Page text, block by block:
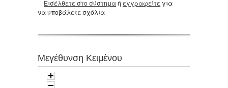
Εισέλθετε στο σύστημαή εγγραφείτε για
να υποβάλετε σχόλια
Μεγέθυνση Κειμένου